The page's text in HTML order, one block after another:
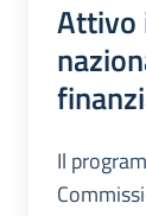
Attivo
Il